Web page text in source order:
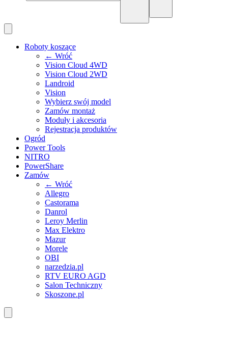
Roboty koszące
← Wróć
Vision Cloud 4WD
Vision Cloud 2WD
Landroid
Vision
Wybierz swój model
Zamów montaż
Moduły i akcesoria
Rejestracja produktów
Ogród
Power Tools
NITRO
PowerShare
Zamów
← Wróć
Allegro
Castorama
Danrol
Leroy Merlin
Max Elektro
Mazur
Morele
OBI
narzedzia.pl
RTV EURO AGD
Salon Techniczny
Skoszone.pl